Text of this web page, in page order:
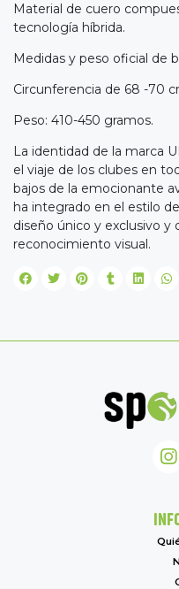
Material de cuero
tecnología híbrida.
Medidas y peso oficial de
Circunferencia de 68 -70
Peso: 410-450 gramos.
La identidad de la marca
el viaje de los clubes en
bajos de la emocionante
ha integrado en el estilo
diseño único y exclusivo y
reconocimiento visual.